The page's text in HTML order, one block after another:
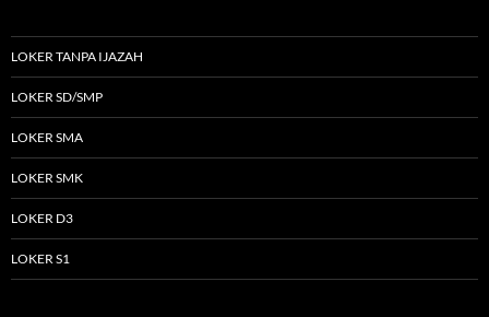
LOKER TANPA IJAZAH
LOKER SD/SMP
LOKER SMA
LOKER SMK
LOKER D3
LOKER S1